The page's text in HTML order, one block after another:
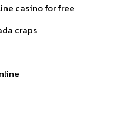
casino for free
craps